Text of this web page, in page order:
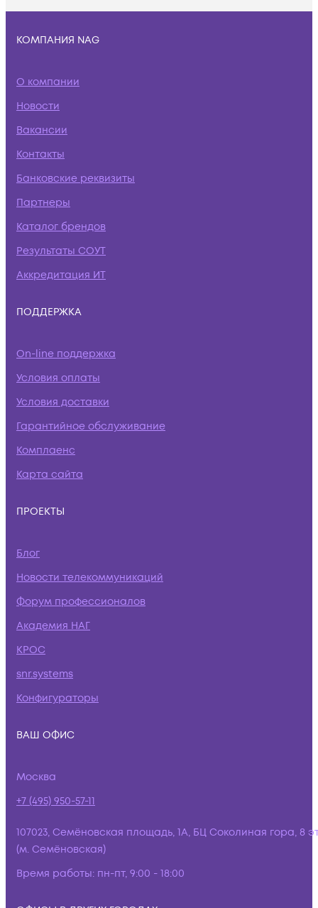
КОМПАНИЯ NAG
О компании
Новости
Вакансии
Контакты
Банковские реквизиты
Партнеры
Каталог брендов
Результаты СОУТ
Аккредитация ИТ
ПОДДЕРЖКА
On-line поддержка
Условия оплаты
Условия доставки
Гарантийное обслуживание
Комплаенс
Карта сайта
ПРОЕКТЫ
Блог
Новости телекоммуникаций
Форум профессионалов
Академия НАГ
КРОС
snr.systems
Конфигураторы
ВАШ ОФИС
Москва
+7 (495) 950-57-11
107023, Семёновская площадь, 1А, БЦ Соколиная гора, 8
(м. Семёновская)
Время работы: пн-пт, 9:00 - 18:00